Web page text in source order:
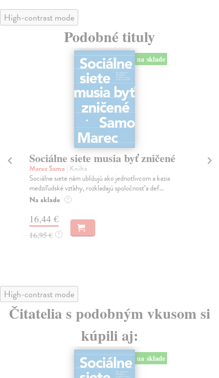
High-contrast mode
Podobné tituly
na sklade
Sociálne siete musia byť zničené
Marec Samo| Kniha
Sociálne siete nám ubližujú ako jednotlivcom a kazia
medziľudské vzťahy, rozkladajú spoločnosť a def...
Na sklade ?
16,44 €
16,95 € ?
High-contrast mode
Čitatelia s podobným vkusom si
kúpili aj:
na sklade